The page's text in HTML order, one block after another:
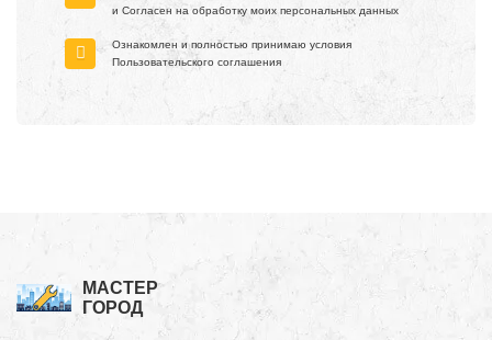
и Согласен на обработку моих персональных данных
Ознакомлен и полностью принимаю условия
Пользовательского соглашения
МАСТЕР
ГОРОД